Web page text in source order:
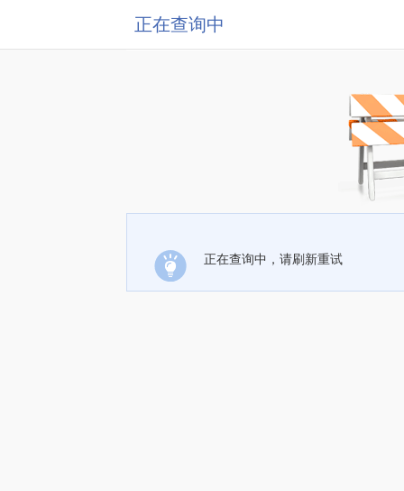
正在查询中
正在查询中，请刷新重试